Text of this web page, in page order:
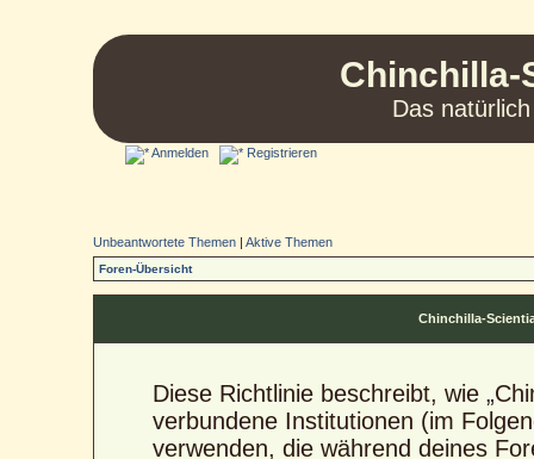
Chinchilla-
Das
Anmelden Registrieren
Unbeantwortete Themen |Aktive Themen
Foren-Übersicht
Chinchilla-
Diese Richtlinie beschreibt, wie
verbundene Institutionen (im
verwenden, die während deines